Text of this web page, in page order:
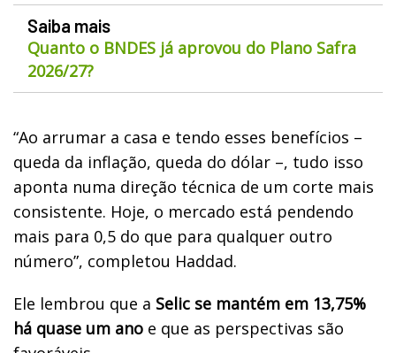
Saiba mais
Quanto o BNDES já aprovou do Plano Safra
2026/27?
“Ao arrumar a casa e tendo esses benefícios –
queda da inflação, queda do dólar –, tudo isso
aponta numa direção técnica de um corte mais
consistente. Hoje, o mercado está pendendo
mais para 0,5 do que para qualquer outro
número”, completou Haddad.
Ele lembrou que a Selic se mantém em 13,75%
há quase um ano e que as perspectivas são